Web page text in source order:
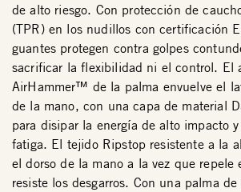
de alto riesgo. Con protección de
(TPR) en los nudillos con certificación
guantes protegen contra golpes
sacrificar la flexibilidad ni el control. El
AirHammer™ de la palma envuelve el
de la mano, con una capa de material
para disipar la energía de alto impacto
fatiga. El tejido Ripstop resistente a la
el dorso de la mano a la vez que repele
resiste los desgarros. Con una palma